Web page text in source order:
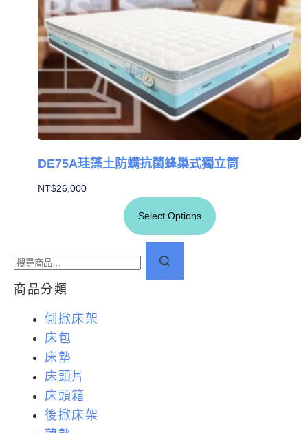
商品分類
側掀床架
床包
床墊
床頭片
床頭箱
後掀床架
DE75A珪藻土防螨抗菌蜂巢式獨立筒
NT$26,000
Select Options